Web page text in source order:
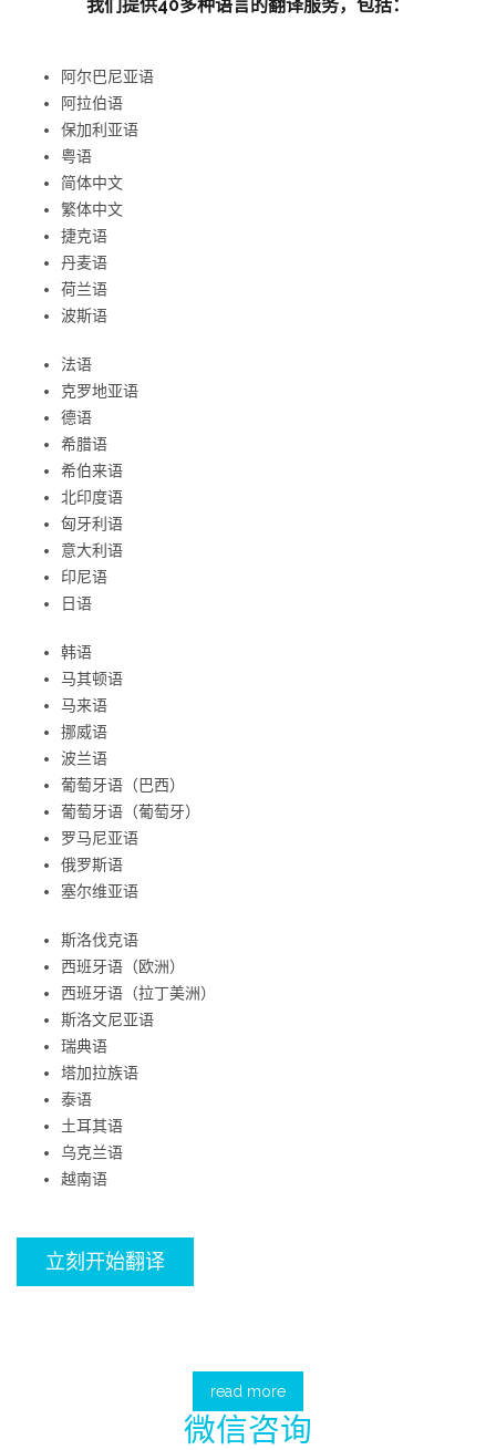
我们提供40多种语言的翻译服务，包括：
阿尔巴尼亚语
阿拉伯语
保加利亚语
粤语
简体中文
繁体中文
捷克语
丹麦语
荷兰语
波斯语
法语
克罗地亚语
德语
希腊语
希伯来语
北印度语
匈牙利语
意大利语
印尼语
日语
韩语
马其顿语
马来语
挪威语
波兰语
葡萄牙语（巴西）
葡萄牙语（葡萄牙）
罗马尼亚语
俄罗斯语
塞尔维亚语
斯洛伐克语
西班牙语（欧洲）
西班牙语（拉丁美洲）
斯洛文尼亚语
瑞典语
塔加拉族语
泰语
土耳其语
乌克兰语
越南语
立刻开始翻译
read more
微信咨询